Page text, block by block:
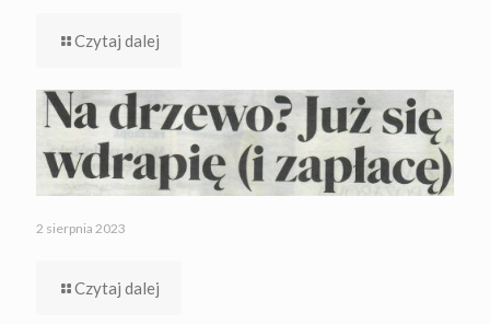
Czytaj dalej
2 sierpnia 2023
Czytaj dalej